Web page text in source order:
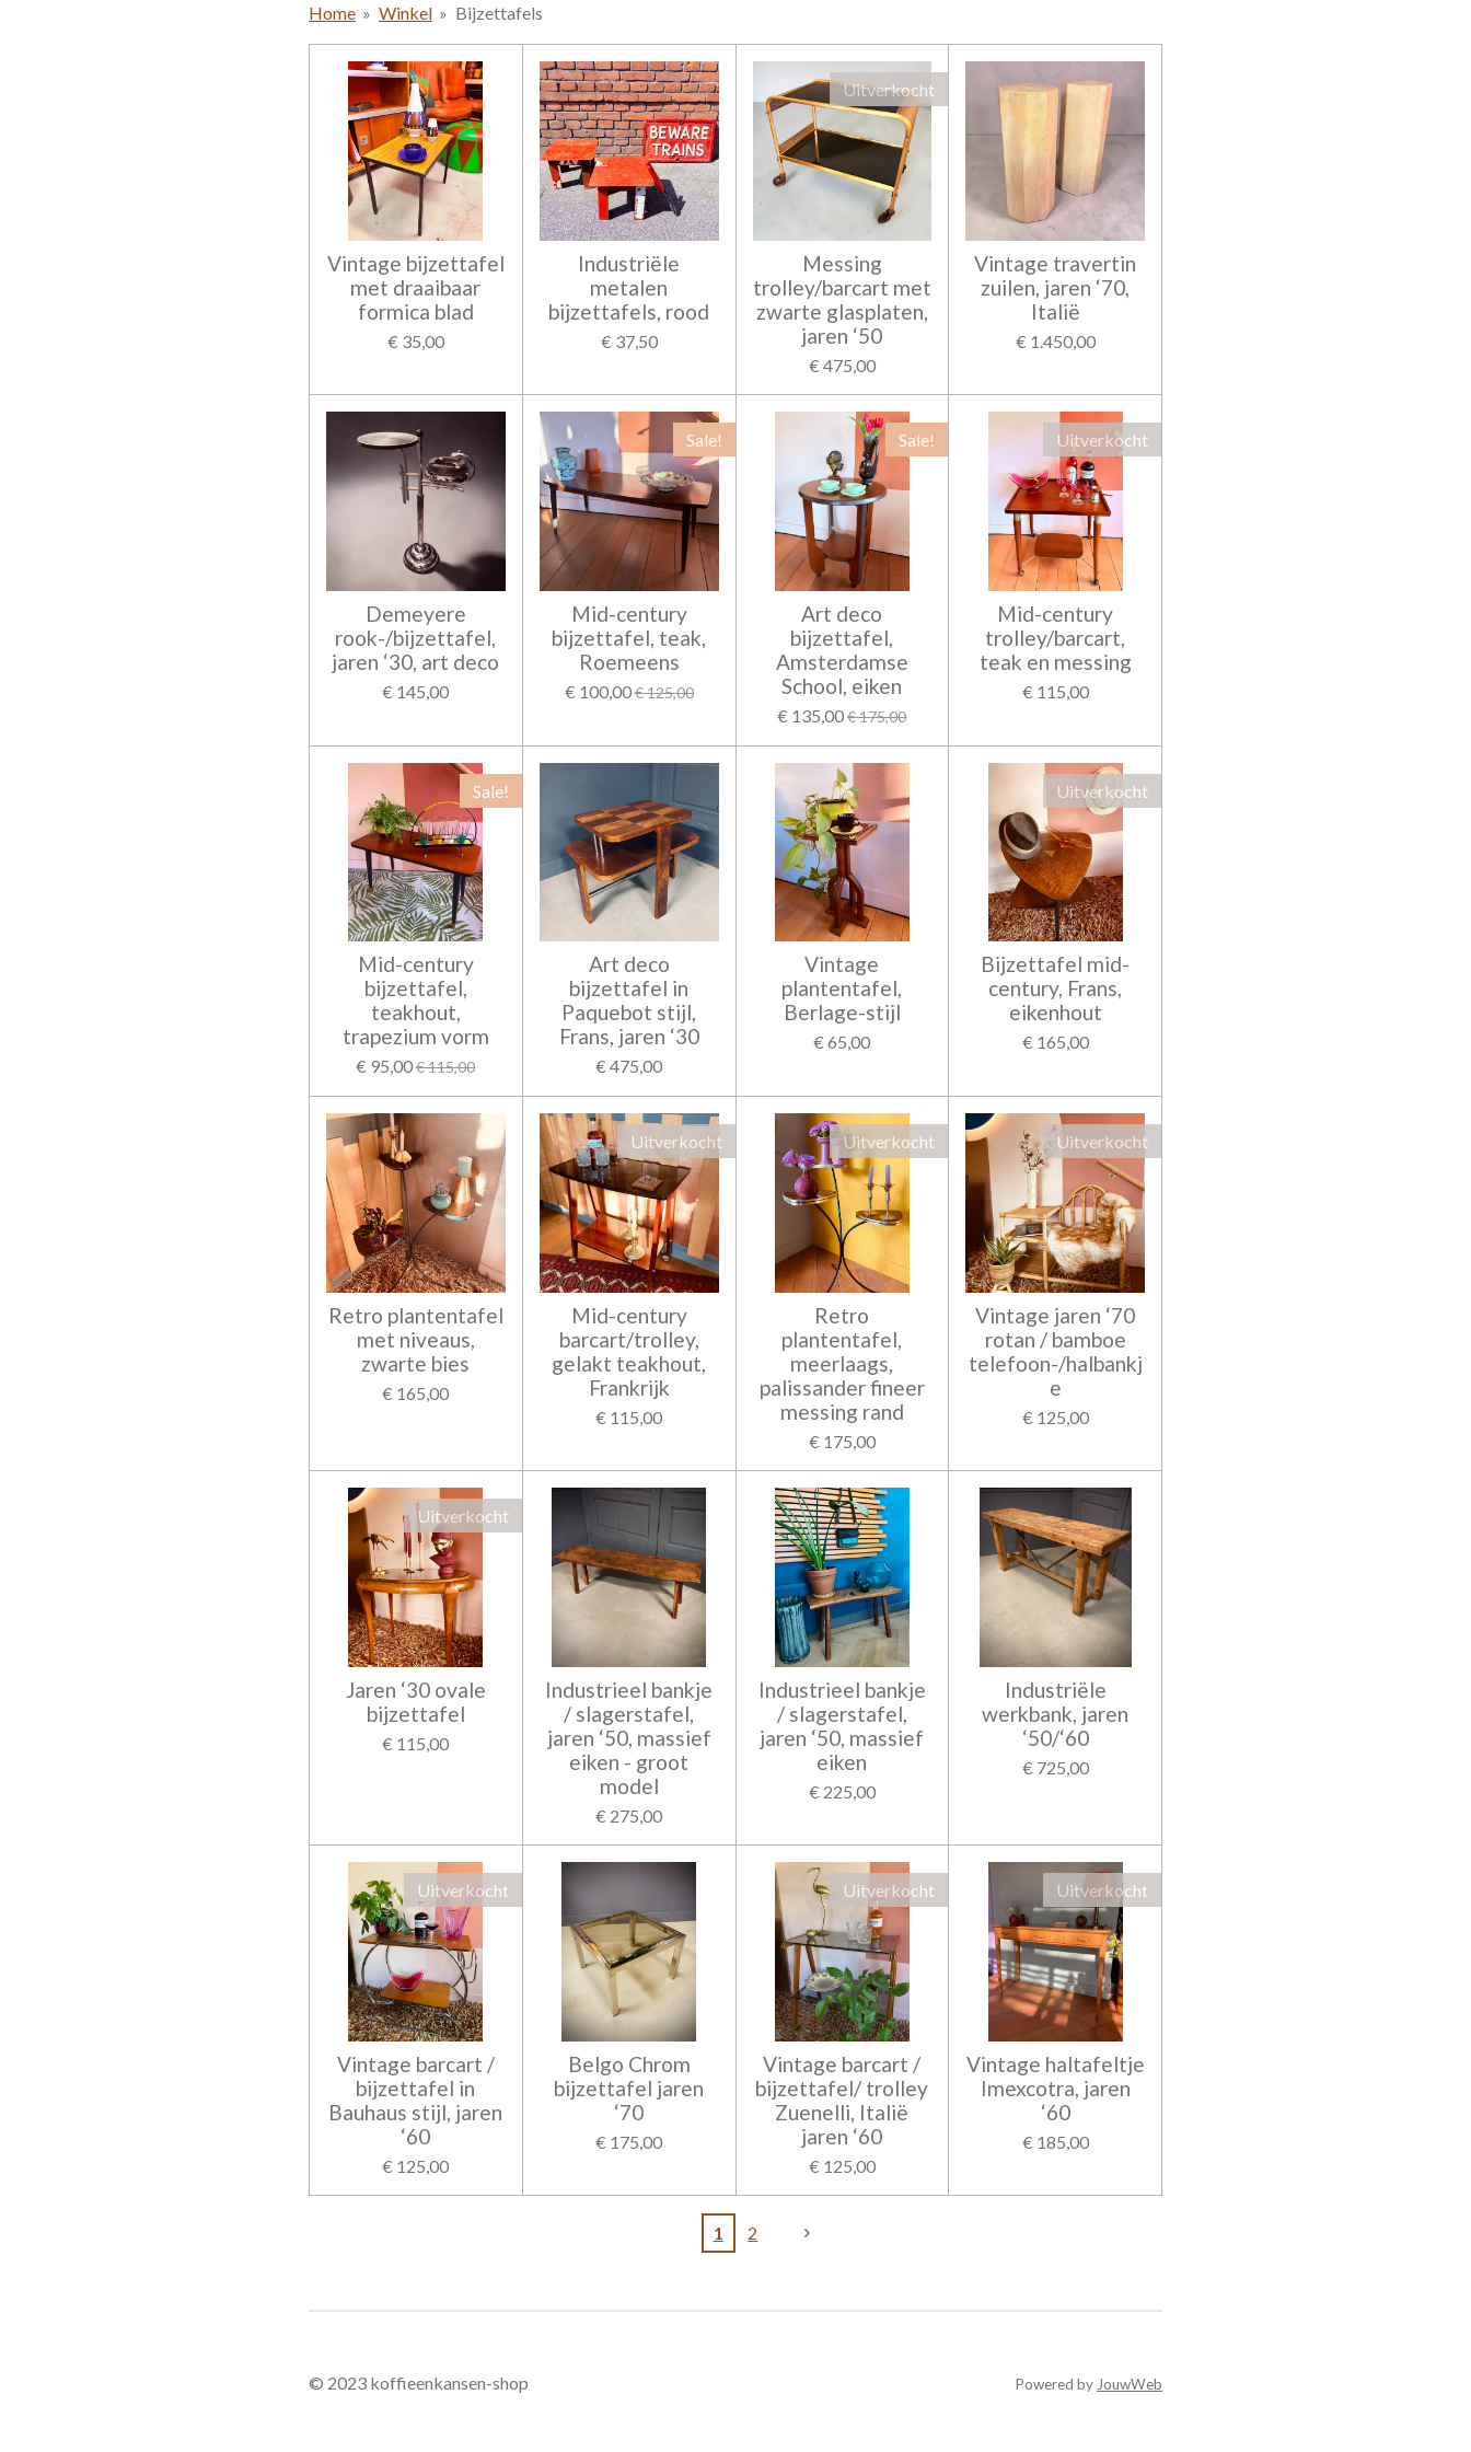
Home » Winkel » Bijzettafels
Vintage bijzettafel
met draaibaar
formica blad
€ 35,00
Industriële
metalen
bijzettafels, rood
€ 37,50
Uitverkocht
Messing
trolley/barcart met
zwarte glasplaten,
jaren ‘50
€ 475,00
Vintage travertin
zuilen, jaren ‘70,
Italië
€ 1.450,00
Demeyere
rook-/bijzettafel,
jaren ‘30, art deco
€ 145,00
Sale!
Mid-century
bijzettafel, teak,
Roemeens
€ 100,00€ 125,00
Sale!
Art deco
bijzettafel,
Amsterdamse
School, eiken
€ 135,00€ 175,00
Uitverkocht
Mid-century
trolley/barcart,
teak en messing
€ 115,00
Sale!
Mid-century
bijzettafel,
teakhout,
trapezium vorm
€ 95,00€ 115,00
Art deco
bijzettafel in
Paquebot stijl,
Frans, jaren ‘30
€ 475,00
Vintage
plantentafel,
Berlage-stijl
€ 65,00
Uitverkocht
Bijzettafel mid-
century, Frans,
eikenhout
€ 165,00
Retro plantentafel
met niveaus,
zwarte bies
€ 165,00
Uitverkocht
Mid-century
barcart/trolley,
gelakt teakhout,
Frankrijk
€ 115,00
Uitverkocht
Retro
plantentafel,
meerlaags,
palissander fineer
messing rand
€ 175,00
Uitverkocht
Vintage jaren ‘70
rotan / bamboe
telefoon-/halbankj
e
€ 125,00
Uitverkocht
Jaren ‘30 ovale
bijzettafel
€ 115,00
Industrieel bankje
/ slagerstafel,
jaren ‘50, massief
eiken - groot
model
€ 275,00
Industrieel bankje
/ slagerstafel,
jaren ‘50, massief
eiken
€ 225,00
Industriële
werkbank, jaren
‘50/‘60
€ 725,00
Uitverkocht
Vintage barcart /
bijzettafel in
Bauhaus stijl, jaren
‘60
€ 125,00
Belgo Chrom
bijzettafel jaren
‘70
€ 175,00
Uitverkocht
Vintage barcart /
bijzettafel/ trolley
Zuenelli, Italië
jaren ‘60
€ 125,00
Uitverkocht
Vintage haltafeltje
Imexcotra, jaren
‘60
€ 185,00
1 2
© 2023 koffieenkansen-shop Powered byJouwWeb